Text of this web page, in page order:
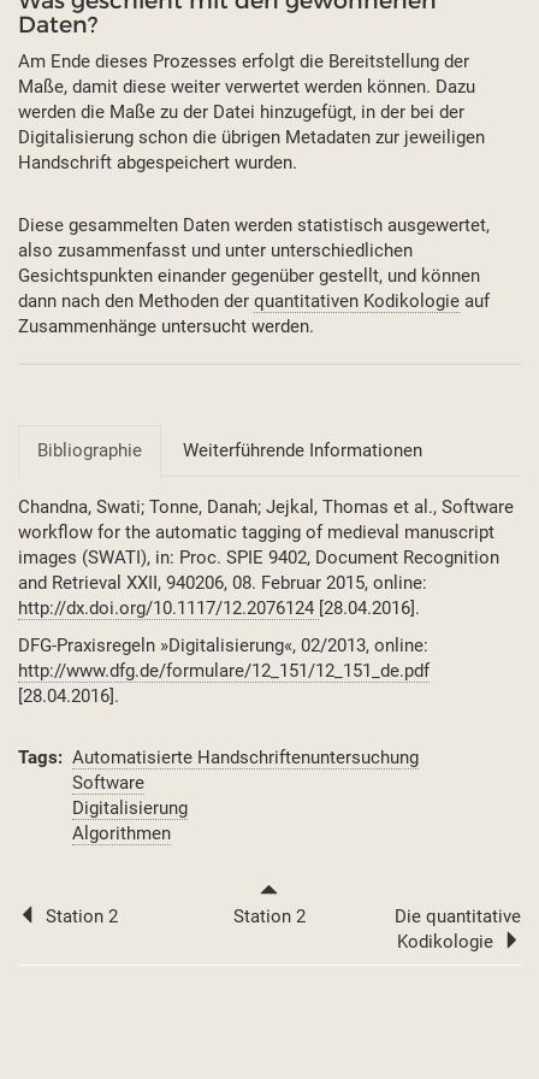
Daten?
Am Ende dieses Prozesses erfolgt die Bereitstellung der
Maße, damit diese weiter verwertet werden können. Dazu
werden die Maße zu der Datei hinzugefügt, in der bei der
Digitalisierung schon die übrigen Metadaten zur jeweiligen
Handschrift abgespeichert wurden.
Diese gesammelten Daten werden statistisch ausgewertet,
also zusammenfasst und unter unterschiedlichen
Gesichtspunkten einander gegenüber gestellt, und können
dann nach den Methoden der quantitativen Kodikologie auf
Zusammenhänge untersucht werden.
Bibliographie Weiterführende Informationen
Chandna, Swati; Tonne, Danah; Jejkal, Thomas et al., Software
workflow for the automatic tagging of medieval manuscript
images (SWATI), in: Proc. SPIE 9402, Document Recognition
and Retrieval XXII, 940206, 08. Februar 2015, online:
http://dx.doi.org/10.1117/12.2076124 [28.04.2016].
DFG-Praxisregeln »Digitalisierung«, 02/2013, online:
http://www.dfg.de/formulare/12_151/12_151_de.pdf
[28.04.2016].
Tags
Automatisierte Handschriftenuntersuchung
Software
Digitalisierung
Algorithmen
BOOK
LINKS
Station 2 Station 2
Die quantitative
Kodikologie